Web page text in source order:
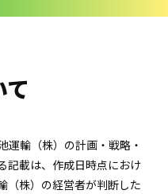
運輸（株）の計画・戦略・
記載は、作成日時点におけ
（株）の経営者が判断した